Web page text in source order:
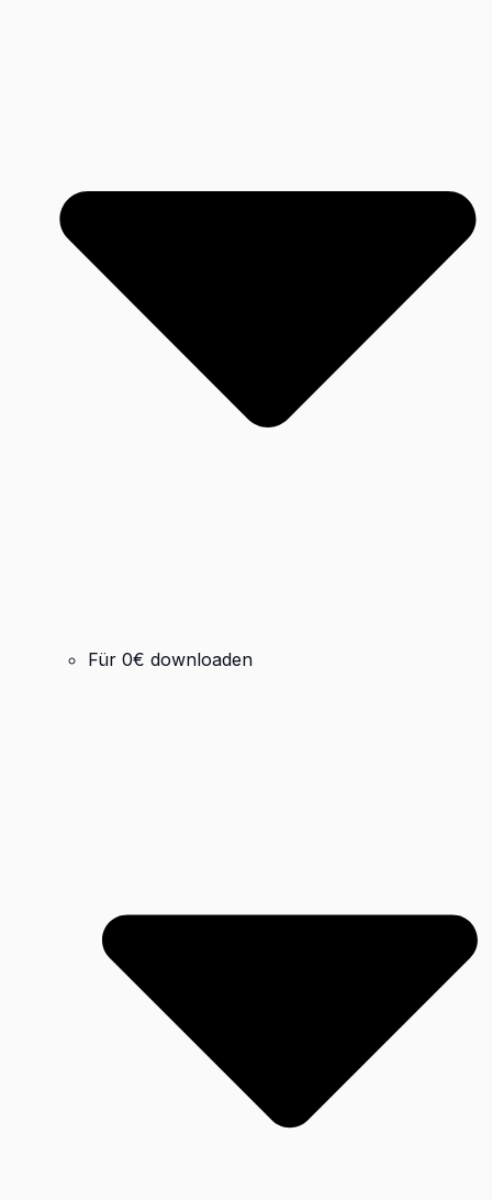
Für 0€ downloaden